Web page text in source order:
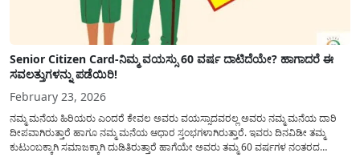
Senior Citizen Card-ನಿಮ್ಮ ವಯಸ್ಸು 60 ವರ್ಷ ದಾಟಿದೆಯೇ? ಹಾಗಾದರೆ ಈ
ಸವಲತ್ತುಗಳನ್ನು ಪಡೆಯಿರಿ!
February 23, 2026
ನಮ್ಮ ಮನೆಯ ಹಿರಿಯರು ಎಂದರೆ ಕೇವಲ ಅವರು ವಯಸ್ಸಾದವರಲ್ಲ ಅವರು ನಮ್ಮ ಮನೆಯ ದಾರಿ
ದೀಪವಾಗಿರುತ್ತಾರೆ ಹಾಗೂ ನಮ್ಮ ಮನೆಯ ಆಧಾರ ಸ್ತಂಭಗಳಾಗಿರುತ್ತಾರೆ. ಇವರು ದಿನವಿಡೀ ತಮ್ಮ
ಕುಟುಂಬಕ್ಕಾಗಿ ಸಮಾಜಕ್ಕಾಗಿ ದುಡಿತಿರುತ್ತಾರೆ ಹಾಗೆಯೇ ಅವರು ತಮ್ಮ 60 ವರ್ಷಗಳ ನಂತರದ